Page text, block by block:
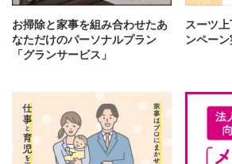
お掃除と家事を組み合わせたあ
なただけのパーソナルプラン
「グランサービス」
スーツ
ンペー